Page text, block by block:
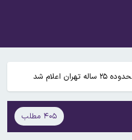
تا چهارشنبه
لینکلن برای اجرای محاصره
اعلام شد
و کسانی که زیرساخت‌، رهبر و مردم
۴۰۵ مطلب